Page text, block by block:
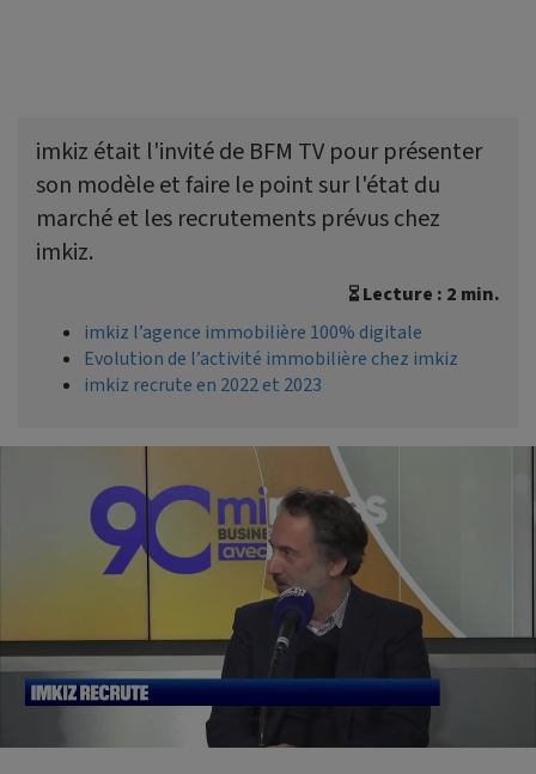
imkiz était l'invité de BFM TV pour présenter
son modèle et faire le point sur l'état du
marché et les recrutements prévus chez
imkiz.
Lecture : 2 min.
imkiz l’agence immobilière 100% digitale
Evolution de l’activité immobilière chez imkiz
imkiz recrute en 2022 et 2023